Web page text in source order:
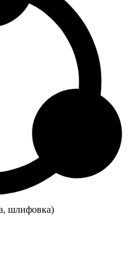
шлифовка)